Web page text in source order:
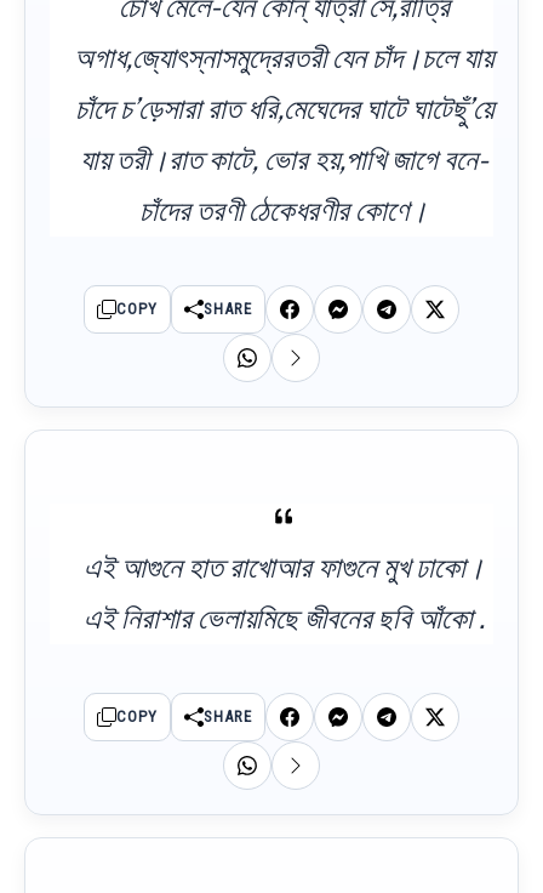
অগাধ,জ্যোৎস্নাসমুদ্রেরতরী যেন চাঁদ।চলে যায়
চাঁদে চ’ড়েসারা রাত ধরি,মেঘেদের ঘাটে ঘাটেছুঁ’য়ে
যায় তরী।রাত কাটে, ভোর হয়,পাখি জাগে বনে-
চাঁদের তরণী ঠেকেধরণীর কোণে।
COPY SHARE
এই আগুনে হাত রাখোআর ফাগুনে মুখ ঢাকো।
এই নিরাশার ভেলায়মিছে জীবনের ছবি আঁকো .
COPY SHARE